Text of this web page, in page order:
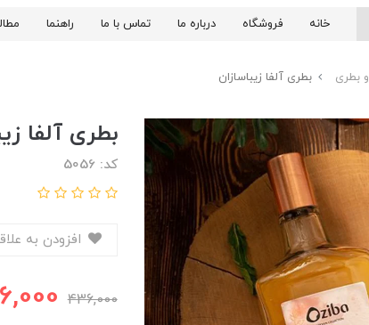
خانه فروشگاه درباره ما تماس با ما راهنما
بطری بطری آلفا زیباسازان
بطری آلفا
کد: 5056
436,000